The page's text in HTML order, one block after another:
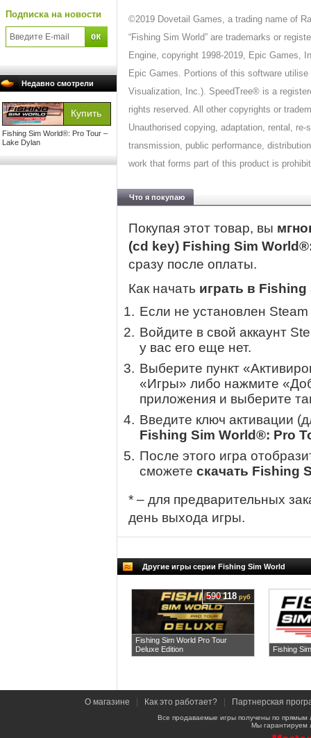
Подписка на новости
Недавно смотрели
Fishing Sim World®: Pro Tour –
Lake Dylan
©2019 Dovetail Games, a trading name of
“Fishing Sim World” are trademarks or
Engine, copyright 1998-2019, Epic Games,
Epic Games. Portions of this software
Visualization, Inc.). SpeedTree® is a
rights reserved. All other copyrights or
Unauthorised copying, adaptation, rental,
transmission, public performance,
work that forms part of this product is
Что я покупаю
Покупая этот товар, вы
(cd key) Fishing Sim
сразу после оплаты.
Как начать играть в
Если не установлен
Войдите в свой аккаунт
у вас его еще нет.
Выберите пункт
«Игры» либо нажмите
приложения и выберите
Введите ключ активации
Fishing Sim World®: Pro
После этого игра
сможете скачать Fishing
* – для предварительных
день выхода игры.
Другие игры серии Fishing Sim World
Fishing Sim World Pro Tour
Deluxe Edition
590 118 руб
Fishing
О магазине Как это работает? Партнерская
Все продаваемые игры получены по
Мы гарантируем